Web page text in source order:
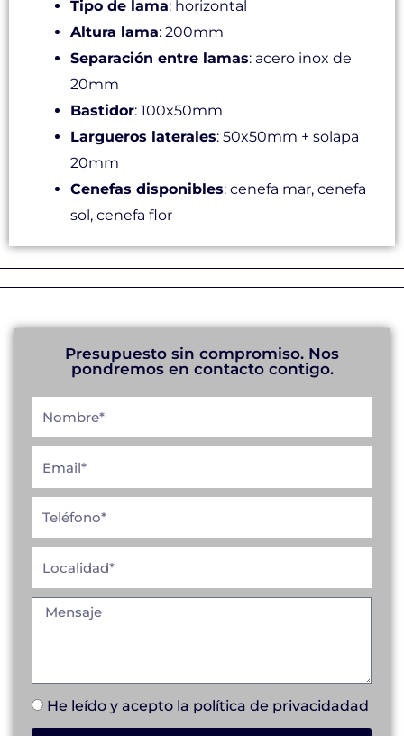
Tipo de lama: horizontal
Altura lama: 200mm
Separación entre lamas: acero inox de
20mm
Bastidor: 100x50mm
Largueros laterales: 50x50mm + solapa
20mm
Cenefas disponibles: cenefa mar, cenefa
sol, cenefa flor
Presupuesto sin compromiso. Nos
pondremos en contacto contigo.
He leído y acepto la política de privacidadad